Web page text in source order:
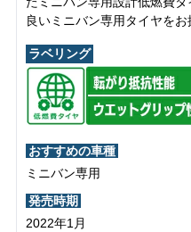
良いミニバン専用タイヤをお
ラベリング
おすすめの車種
ミニバン専用
発売時期
2022年1月